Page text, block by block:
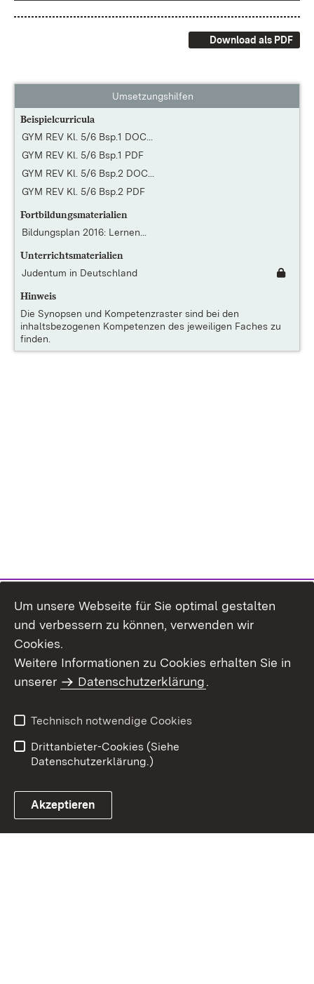
Download als PDF
Umsetzungshilfen
Beispielcurricula
GYM REV Kl. 5/6 Bsp.1 DOC...
GYM REV Kl. 5/6 Bsp.1 PDF
GYM REV Kl. 5/6 Bsp.2 DOC...
GYM REV Kl. 5/6 Bsp.2 PDF
Fortbildungsmaterialien
Bildungsplan 2016: Lernen...
Unterrichtsmaterialien
Judentum in Deutschland
Hinweis
Die Synopsen und Kompetenzraster sind bei den
inhaltsbezogenen Kompetenzen des jeweiligen Faches zu
finden.
Um unsere Webseite für Sie optimal gestalten
und verbessern zu können, verwenden wir
Cookies.
Weitere Informationen zu Cookies erhalten Sie in
unserer
Datenschutzerklärung.
Technisch notwendige Cookies
Drittanbieter-Cookies (Siehe
Datenschutzerklärung.)
Akzeptieren